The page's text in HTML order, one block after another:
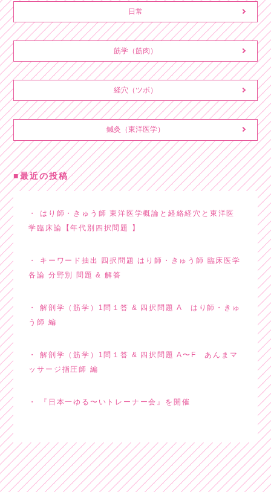
日常
筋学（筋肉）
経穴（ツボ）
鍼灸（東洋医学）
最近の投稿
はり師・きゅう師 東洋医学概論と経絡経穴と東洋医
学臨床論【年代別四択問題 】
キーワード抽出 四択問題 はり師・きゅう師 臨床医学
各論 分野別 問題 & 解答
解剖学（筋学）1問１答 & 四択問題 A はり師・きゅ
う師 編
解剖学（筋学）1問１答 & 四択問題 A〜F あんまマ
ッサージ指圧師 編
『日本一ゆる〜いトレーナー会』を開催